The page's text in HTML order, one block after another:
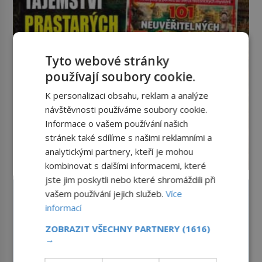
zastáncem stoicismu, učení, […]
Tyto webové stránky
používají soubory cookie.
K personalizaci obsahu, reklam a analýze
návštěvnosti používáme soubory cookie.
Informace o vašem používání našich
stránek také sdílíme s našimi reklamními a
analytickými partnery, kteří je mohou
kombinovat s dalšími informacemi, které
jste jim poskytli nebo které shromáždili při
vašem používání jejich služeb.Více
informací
ZOBRAZIT VŠECHNY PARTNERY (1616)
→